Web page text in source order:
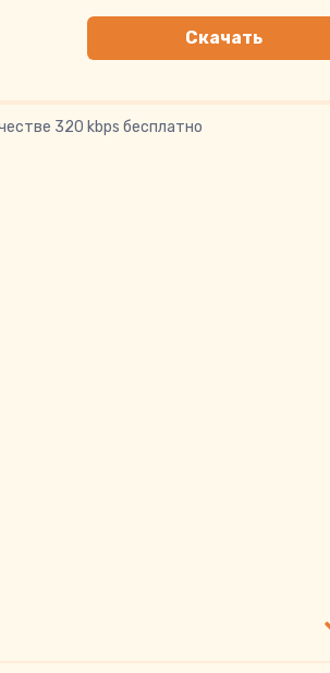
Скачать
320 kbps бесплатно